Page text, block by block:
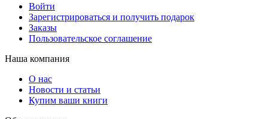
Войти
Зарегистрироваться и получить подарок
Заказы
Пользовательское соглашение
Наша компания
О нас
Новости и статьи
Купим ваши книги